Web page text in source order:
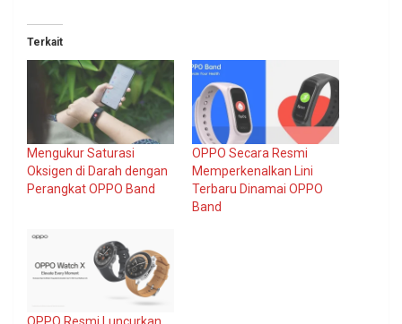
Terkait
Mengukur Saturasi
Oksigen di Darah dengan
Perangkat OPPO Band
OPPO Secara Resmi
Memperkenalkan Lini
Terbaru Dinamai OPPO
Band